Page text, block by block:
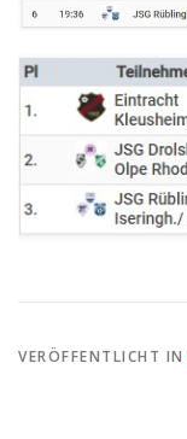
VERÖFFENTLICHT IN